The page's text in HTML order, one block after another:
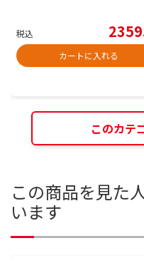
税込
カートに入れる
このカテ
この商品を見た
います